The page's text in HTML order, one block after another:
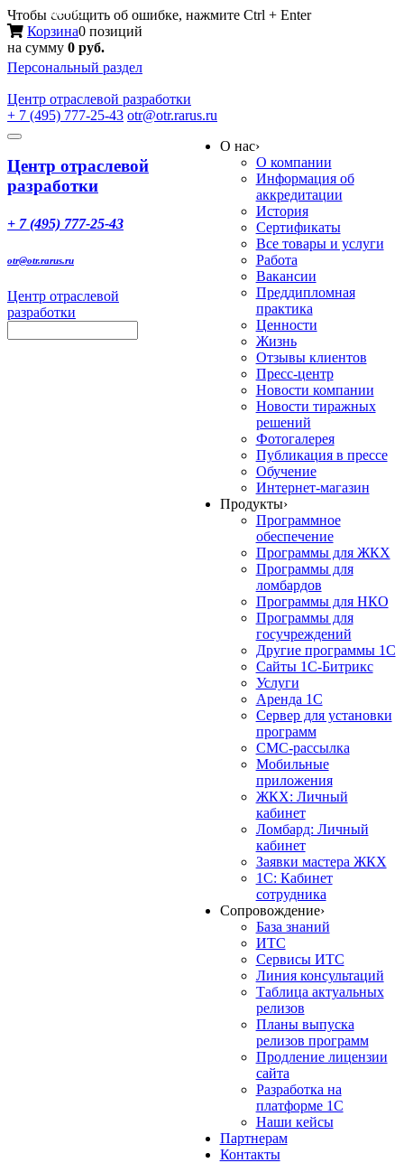
Чтобы сообщить об ошибке, нажмите Ctrl + Enter
Корзина0 позиций
на сумму 0 руб.
Персональный раздел
Центр отраслевой разработки
+ 7 (495) 777-25-43 otr@otr.rarus.ru
Toggle
Меню
Центр отраслевой
разработки
+ 7 (495) 777-25-43
otr@otr.rarus.ru
Центр отраслевой
разработки
О нас›
О компании
Информация об
аккредитации
История
Сертификаты
Все товары и услуги
Работа
Вакансии
Преддипломная
практика
Ценности
Жизнь
Отзывы клиентов
Пресс-центр
Новости компании
Новости тиражных
решений
Фотогалерея
Публикация в прессе
Обучение
Интернет-магазин
Продукты›
Программное
обеспечение
Программы для ЖКХ
Программы для
ломбардов
Программы для НКО
Программы для
госучреждений
Другие программы 1С
Сайты 1С-Битрикс
Услуги
Аренда 1С
Сервер для установки
программ
СМС-рассылка
Мобильные
приложения
ЖКХ: Личный
кабинет
Ломбард: Личный
кабинет
Заявки мастера ЖКХ
1С: Кабинет
сотрудника
Сопровождение›
База знаний
ИТС
Сервисы ИТС
Линия консультаций
Таблица актуальных
релизов
Планы выпуска
релизов программ
Продление лицензии
сайта
Разработка на
платформе 1С
Наши кейсы
Партнерам
Контакты